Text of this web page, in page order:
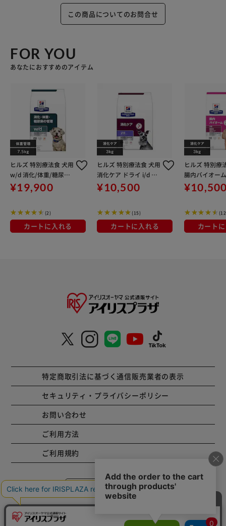
この商品についてのお問合せ
FOR YOU
あなたにおすすめのアイテム
ヒルズ 特別療法食 犬用
w/d 消化/体重/糖尿病
管理 レギュラー粒 7.5
¥19,900
(2)
カートに入れる
ヒルズ 特別療法食 犬用
消化ケア ドライ i/d Lo
wFat ローファット 3k
¥10,500
(15)
カートに入れる
ヒルズ 特別療
腸内バイオーム
維/消化ケア
カート
特定商取引法に基づく通信販売業者の表示
セキュリティ・プライバシーポリシー
お問い合わせ
ご利用方法
ご利用規約
コーポレートサイト